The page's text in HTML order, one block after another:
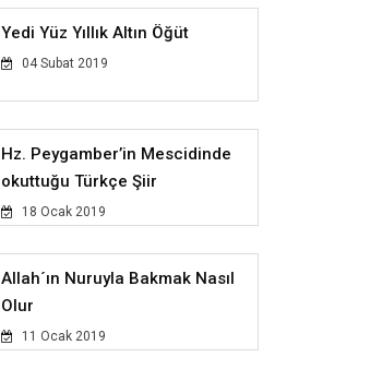
Yedi Yüz Yıllık Altın Öğüt
04 Subat 2019
Hz. Peygamber’in Mescidinde
okuttuğu Türkçe Şiir
18 Ocak 2019
Allah´ın Nuruyla Bakmak Nasıl
Olur
11 Ocak 2019